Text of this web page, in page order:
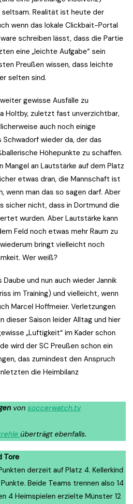
Realität ist heute der
wenn das lokale Clickbait-Portal
schreiben lässt, dass die Partie
eine „leichte Aufgabe“ sein
Preußen wissen, dass leichte
selten sind.
gewisse Ausfälle zu
Holtby, zuletzt fast unverzichtbar,
auch noch einige
Schwadorf wieder da, der das
Höhepunkte zu schaffen.
Mangel an Lautstärke auf dem Platz
etwas dran, die Mannschaft ist
wenn man das so sagen darf. Aber
sicher nicht, dass in Dortmund die
wurden. Aber Lautstärke kann
Feld noch etwas mehr Raum zu
bringt vielleicht noch
Wer weiß?
und nun auch wieder Jannik
im Training) und vielleicht, wenn
Marcel Hoffmeier. Verletzungen
dieser Saison leider Alltag und hier
„Luftigkeit“ im Kader schon
wird der SC Preußen schon ein
das zumindest den Anspruch
die Heimbilanz
von soccerwatch.tv
überträgt ebenfalls.
Tore
derzeit auf Platz 4. Kellerkind
Beide Teams trennen also 14
4 Heimspielen erzielte Münster 12